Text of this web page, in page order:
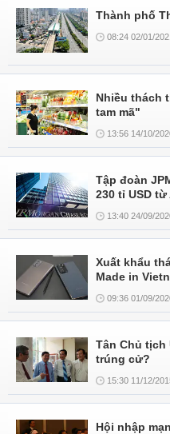
Thành phố
08:24 02/01/
Nhiều thách
tam mã"
13:56 14/10/
Tập đoàn
230 tỉ USD
13:40 24/09/
Xuất khẩu
Made in
09:36 01/09/
Tân Chủ tịch
trúng cử?
15:30 11/12/
Hội nhập